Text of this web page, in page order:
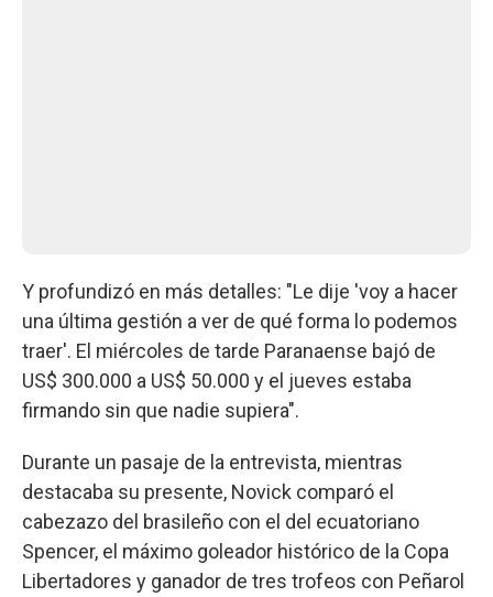
Y profundizó en más detalles: "Le dije 'voy a hacer
una última gestión a ver de qué forma lo podemos
traer'. El miércoles de tarde Paranaense bajó de
US$ 300.000 a US$ 50.000 y el jueves estaba
firmando sin que nadie supiera".
Durante un pasaje de la entrevista, mientras
destacaba su presente, Novick comparó el
cabezazo del brasileño con el del ecuatoriano
Spencer, el máximo goleador histórico de la Copa
Libertadores y ganador de tres trofeos con Peñarol